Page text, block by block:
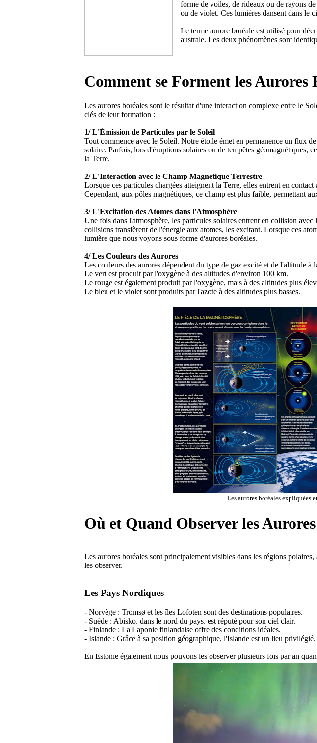
forme de voiles, de rideaux ou de rayons
ou de violet. Ces lumières dansent dans le
Le terme aurore boréale est utilisé pour
australe. Les deux phénomènes sont
Comment se Forment les Aurores
Les aurores boréales sont le résultat d'une interaction complexe entre le
clés de leur formation :
1/ L'Émission de Particules par le Soleil
Tout commence avec le Soleil. Notre étoile émet en permanence un flux
solaire. Parfois, lors d'éruptions solaires ou de tempêtes géomagnétiques,
la Terre.
2/ L'Interaction avec le Champ Magnétique Terrestre
Lorsque ces particules chargées atteignent la Terre, elles entrent en
Cependant, aux pôles magnétiques, ce champ est plus faible, permettant
3/ L'Excitation des Atomes dans l'Atmosphère
Une fois dans l'atmosphère, les particules solaires entrent en collision
collisions transfèrent de l'énergie aux atomes, les excitant. Lorsque ces
lumière que nous voyons sous forme d'aurores boréales.
4/ Les Couleurs des Aurores
Les couleurs des aurores dépendent du type de gaz excité et de l'altitude
Le vert est produit par l'oxygène à des altitudes d'environ 100 km.
Le rouge est également produit par l'oxygène, mais à des altitudes plus
Le bleu et le violet sont produits par l'azote à des altitudes plus basses.
Les aurores boréales expliquées
Où et Quand Observer les
Les aurores boréales sont principalement visibles dans les régions
les observer.
Les Pays Nordiques
- Norvège : Tromsø et les îles Lofoten sont des destinations populaires.
- Suède : Abisko, dans le nord du pays, est réputé pour son ciel clair.
- Finlande : La Laponie finlandaise offre des conditions idéales.
- Islande : Grâce à sa position géographique, l'Islande est un lieu privilégié.
En Estonie également nous pouvons les observer plusieurs fois par an